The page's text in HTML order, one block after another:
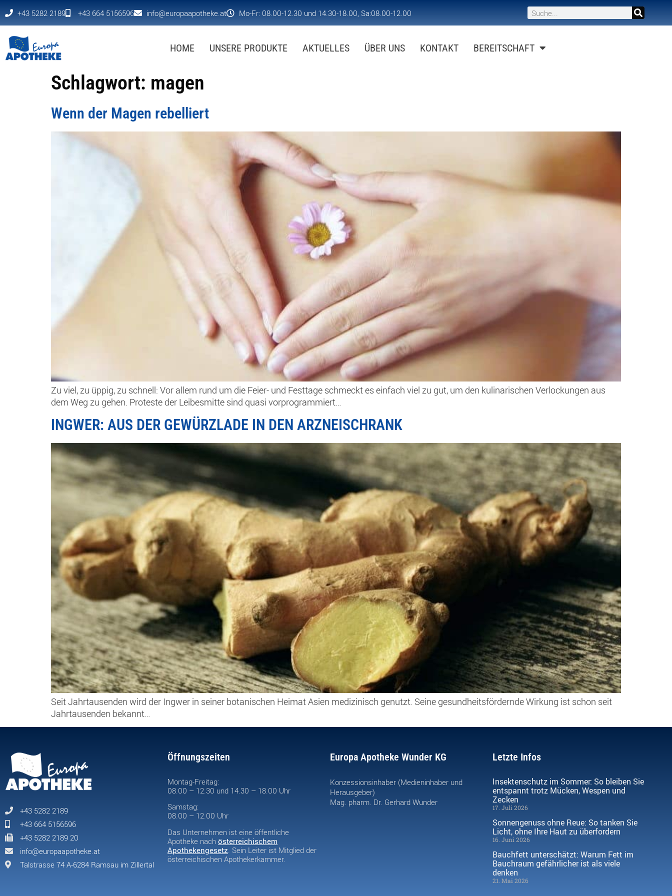
+43 5282 2189 +43 664 5156596 info@europaapotheke.at Mo-Fr: 08.00-12.30 und 14.30-18.00, Sa:08.00-12.00
HOME UNSERE PRODUKTE AKTUELLES ÜBER UNS KONTAKT BEREITSCHAFT
Schlagwort: magen
Wenn der Magen rebelliert
Zu viel, zu üppig, zu schnell: Vor allem rund um die Feier- und Festtage schmeckt es einfach viel zu gut, um den kulinarischen Verlockungen aus
dem Weg zu gehen. Proteste der Leibesmitte sind quasi vorprogrammiert…
INGWER: AUS DER GEWÜRZLADE IN DEN ARZNEISCHRANK
Seit Jahrtausenden wird der Ingwer in seiner botanischen Heimat Asien medizinisch genutzt. Seine gesundheitsfördernde Wirkung ist schon seit
Jahrtausenden bekannt…
+43 5282 2189
+43 664 5156596
+43 5282 2189 20
info@europaapotheke.at
Talstrasse 74 A-6284 Ramsau im Zillertal
Öffnungszeiten
Montag-Freitag:
08.00 – 12.30 und 14.30 – 18.00 Uhr
Samstag:
08.00 – 12.00 Uhr
Das Unternehmen ist eine öffentliche
Apotheke nach österreichischem
Apothekengesetz . Sein Leiter ist Mitglied der
österreichischen Apothekerkammer.
Europa Apotheke Wunder KG
Konzessionsinhaber (Medieninhaber und
Herausgeber)
Mag. pharm. Dr. Gerhard Wunder
Letzte Infos
Insektenschutz im Sommer: So bleiben Sie
entspannt trotz Mücken, Wespen und
Zecken
17. Juli 2026
Sonnengenuss ohne Reue: So tanken Sie
Licht, ohne Ihre Haut zu überfordern
16. Juni 2026
Bauchfett unterschätzt: Warum Fett im
Bauchraum gefährlicher ist als viele
denken
21. Mai 2026